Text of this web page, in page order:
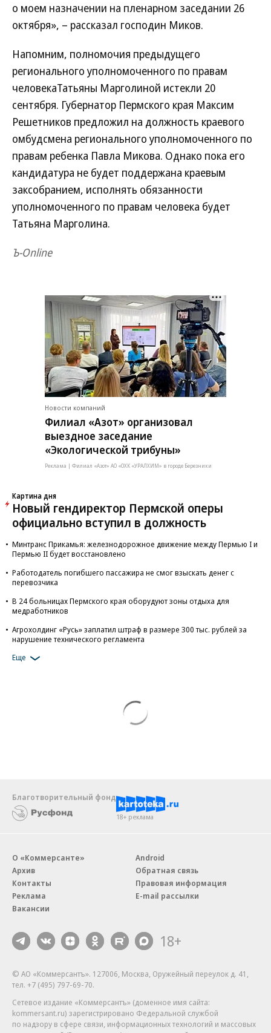
о моем назначении на пленарном заседании 26
октября», – рассказал господин Миков.
Напомним, полномочия предыдущего
регионального уполномоченного по правам
человекаТатьяны Марголиной истекли 20
сентября. Губернатор Пермского края Максим
Решетников предложил на должность краевого
омбудсмена регионального уполномоченного по
правам ребенка Павла Микова. Однако пока его
кандидатура не будет поддержана краевым
заксобранием, исполнять обязанности
уполномоченного по правам человека будет
Татьяна Марголина.
Ъ-Оnline
Новости компаний
Филиал «Азот» организовал
выездное заседание
«Экологической трибуны»
Реклама | Филиал «Азот» АО «ОХК «УРАЛХИМ» в городе Березники
Картина дня
Новый гендиректор Пермской оперы
официально вступил в должность
Минтранс Прикамья: железнодорожное движение между Пермью I и
Пермью II будет восстановлено
Работодатель погибшего пассажира не смог взыскать денег с
перевозчика
В 24 больницах Пермского края оборудуют зоны отдыха для
медработников
Агрохолдинг «Русь» заплатил штраф в размере 300 тыс. рублей за
нарушение технического регламента
Еще
Благотворительный фонд
18+ реклама
О «Коммерсанте»
Архив
Контакты
Реклама
Вакансии
Android
Обратная связь
Правовая информация
E-mail рассылки
18+
© АО «Коммерсантъ». 127006, Москва, Оружейный переулок д. 41,
тел. +7 (495) 797-69-70.
Сетевое издание «Коммерсантъ» (доменное имя сайта:
kommersant.ru) зарегистрировано Федеральной службой
по надзору в сфере связи, информационных технологий и массовых